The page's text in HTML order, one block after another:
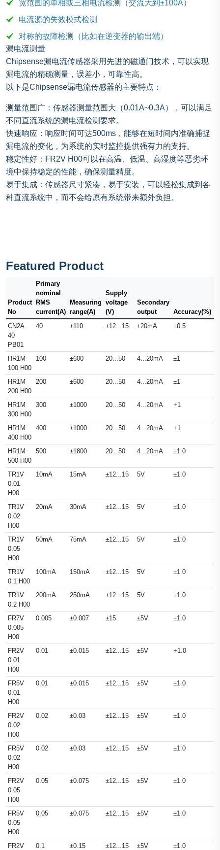
宽范围的单相或三相电流检测（交流大到±100A）
电流源的失效模式检测
对称的故障检测（比如在逆变器的输出端）
漏电流测量
Chipsense漏电流传感器采用先进的磁通门技术，可以实现
漏电流的精确测量，误差小，可靠性高。
以下是Chipsense漏电流传感器的主要特点：
测量范围广：传感器测量范围大（0.01A~0.3A），可以满足
不同直流系统的漏电流检测要求。
快速响应：响应时间可达500ms，能够在短时间内准确捕捉
漏电流的变化，为系统的实时监控提供强有力的支持。
稳定性好：FR2V H00可以在高温、低温、高湿度等恶劣环
境中保持稳定的性能，确保测量精度。
易于集成：传感器尺寸紧凑，易于安装，可以轻松集成到各
种直流系统中，而不会给原有系统带来额外负担。
Featured Product
Product
No
Primary
nominal
RMS
current(A)
Measuring
range(A)
Supply
voltage
(V)
Secondary
output
Accuracy(%)
CN2A
40
PB01
40 ±110 ±12...15 ±20mA ±0.5
HR1M
100 H00
100 ±600 20...50 4...20mA ±1
HR1M
200 H00
200 ±600 20...50 4...20mA ±1
HR1M
300 H00
300 ±1000 20...50 4...20mA +1
HR1M
400 H00
400 ±1000 20...50 4...20mA +1
HR1M
500 H00
500 ±1800 20...50 4...20mA ±1.0
TR1V
0.01
H00
10mA 15mA ±12...15 5V ±1.0
TR1V
0.02
H00
20mA 30mA ±12...15 5V ±1.0
TR1V
0.05
H00
50mA 75mA ±12...15 5V ±1.0
TR1V
0.1 H00
100mA 150mA ±12...15 5V ±1.0
TR1V
0.2 H00
200mA 250mA ±12...15 5V ±1.0
FR7V
0.005
H00
0.005 ±0.007 ±15 ±5V ±1.0
FR2V
0.01
H00
0.01 ±0.015 ±12...15 ±5V +1.0
FR5V
0.01
H00
0.01 ±0.015 ±12...15 ±5V ±1.0
FR2V
0.02
H00
0.02 ±0.03 ±12...15 ±5V ±1.0
FR5V
0.02
H00
0.02 ±0.03 ±12...15 ±5V ±1.0
FR2V
0.05
H00
0.05 ±0.075 ±12...15 ±5V ±1.0
FR5V
0.05
H00
0.05 ±0.075 ±12...15 ±5V ±1.0
FR2V 0.1 ±0.15 ±12...15 ±5V ±1.0